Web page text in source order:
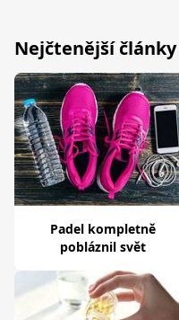
Nejčtenější články
Padel kompletně
pobláznil svět